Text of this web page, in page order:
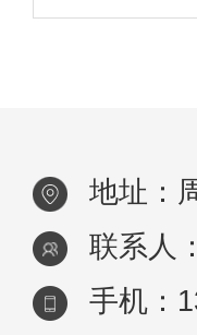
二手车市场
地址：
联系人
手机：